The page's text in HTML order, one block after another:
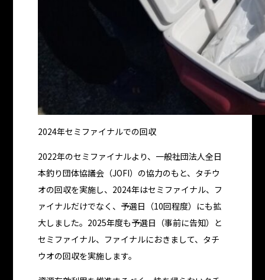
2024年セミファイナルでの回収
2022年のセミファイナルより、一般社団法人全日
本釣り団体協議会（JOFI）の協力のもと、タチウ
オの回収を実施し、2024年はセミファイナル、フ
ァイナルだけでなく、予選日（10回程度）にも拡
大しました。2025年度も予選日（事前に告知）と
セミファイナル、ファイナルにおきまして、タチ
ウオの回収を実施します。